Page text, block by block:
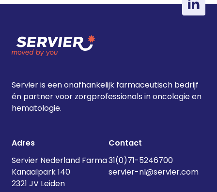
Servier is een onafhankelijk farmaceutisch bedrijf
én partner voor zorgprofessionals in oncologie en
hematologie.
Adres
Servier Nederland Farma
Kanaalpark 140
2321 JV Leiden
Contact
31(0)71-5246700
servier-nl@servier.com